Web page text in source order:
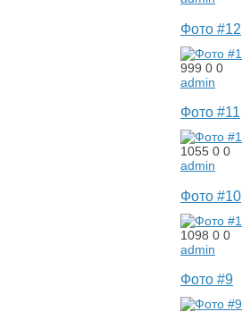
Фото #12
999 0 0
admin
Фото #11
1055 0 0
admin
Фото #10
1098 0 0
admin
Фото #9